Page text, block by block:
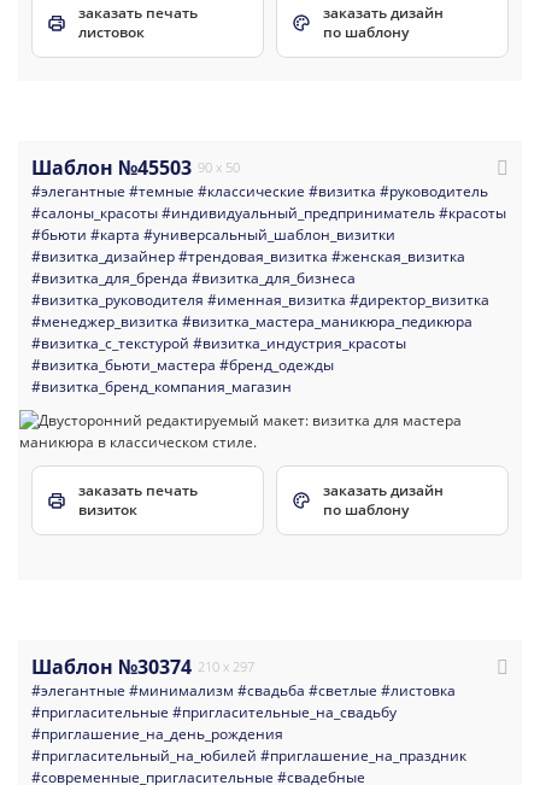
заказать печать
листовок
заказать дизайн
по шаблону
Шаблон №45503 90 x 50
#элегантные #темные #классические #визитка #руководитель
#салоны_красоты#индивидуальный_предприниматель#красоты
#бьюти #карта #универсальный_шаблон_визитки
#визитка_дизайнер#трендовая_визитка #женская_визитка
#визитка_для_бренда #визитка_для_бизнеса
#визитка_руководителя #именная_визитка #директор_визитка
#менеджер_визитка #визитка_мастера_маникюра_педикюра
#визитка_с_текстурой #визитка_индустрия_красоты
#визитка_бьюти_мастера #бренд_одежды
#визитка_бренд_компания_магазин
заказать печать
визиток
заказать дизайн
по шаблону
Шаблон №30374 210 x 297
#элегантные #минимализм #свадьба #светлые #листовка
#пригласительные #пригласительные_на_свадьбу
#приглашение_на_день_рождения
#пригласительный_на_юбилей #приглашение_на_праздник
#современные_пригласительные #свадебные